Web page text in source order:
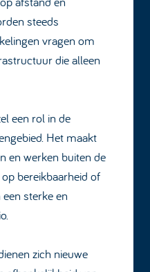
steeds
vragen om
die alleen
een rol in de
Het maakt
en werken buiten de
bereikbaarheid of
sterke en
zich nieuwe